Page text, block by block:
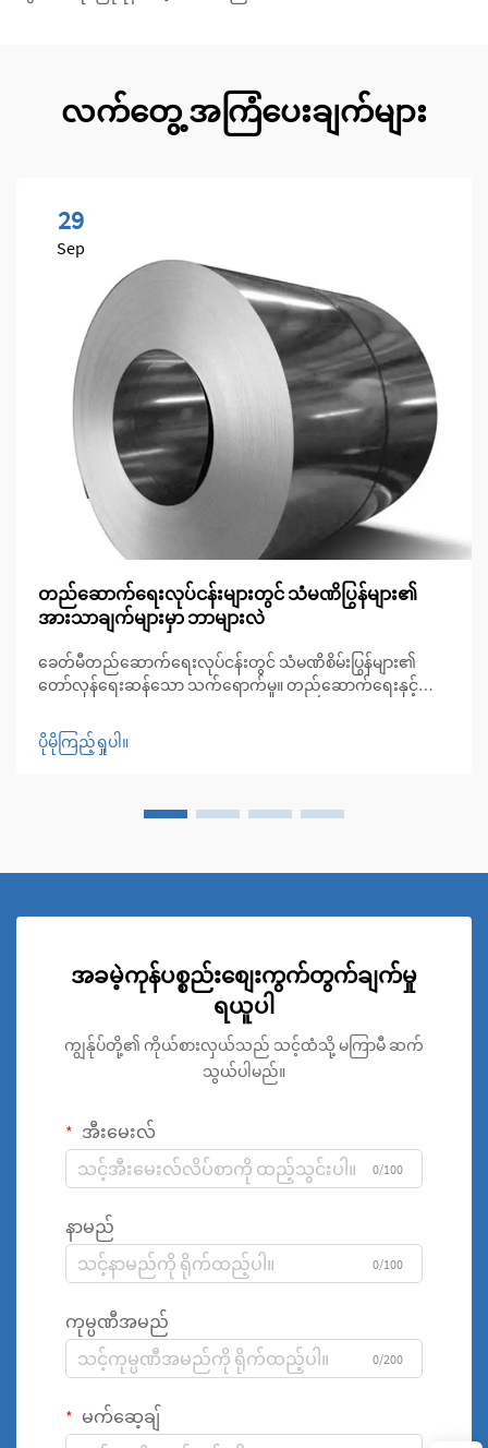
လက်တွေ့ အကြံပေးချက်များ
29
Sep
တည်ဆောက်ရေးလုပ်ငန်းများတွင် သံမဏိပြွန်များ၏
အားသာချက်များမှာ ဘာများလဲ
ခေတ်မီတည်ဆောက်ရေးလုပ်ငန်းတွင် သံမဏိစိမ်းပြွန်များ၏
တော်လှန်ရေးဆန်သော သက်ရောက်မှု။ တည်ဆောက်ရေးနှင့်
ပြွန်များသည် ခိုင်မာမှု၊ ပြောင်းလဲအသုံးပြုနိုင်မှုနှင့် အလှအပ
ဆိုင်ရာ ဂုဏ်သတ္တိတို့ကို ပေါင်းစပ်ထားသော အဓိကအသုံးပြုသည့်
ပိုမိုကြည့်ရှုပါ။
အခမဲ့ကုန်ပစ္စည်းစျေးကွက်တွက်ချက်မှု
ရယူပါ
ကျွန်ုပ်တို့၏ ကိုယ်စားလှယ်သည် သင့်ထံသို့ မကြာမီ ဆက်
သွယ်ပါမည်။
အီးမေးလ်
0/100
နာမည်
0/100
ကုမ္ပဏီအမည်
0/200
မက်ဆေ့ချ်